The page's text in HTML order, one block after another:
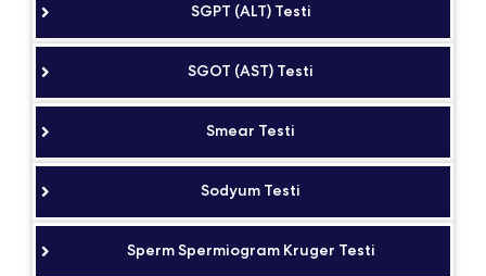
SGPT (ALT) Testi
SGOT (AST) Testi
Smear Testi
Sodyum Testi
Sperm Spermiogram Kruger Testi